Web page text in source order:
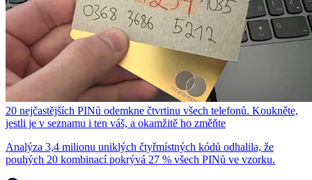
20 nejčastějších PINů odemkne čtvrtinu všech telefonů. Koukněte,
jestli je v seznamu i ten váš, a okamžitě ho změňte
Analýza 3,4 milionu uniklých čtyřmístných kódů odhalila, že
pouhých 20 kombinací pokrývá 27 % všech PINů ve vzorku.